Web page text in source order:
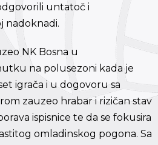
untatoč i
nadoknadi.
NK Bosna u
na polusezoni kada je
igrača i u dogovoru sa
zauzeo hrabar i rizičan stav
ispisnice te da se fokusira
omladinskog pogona. Sa